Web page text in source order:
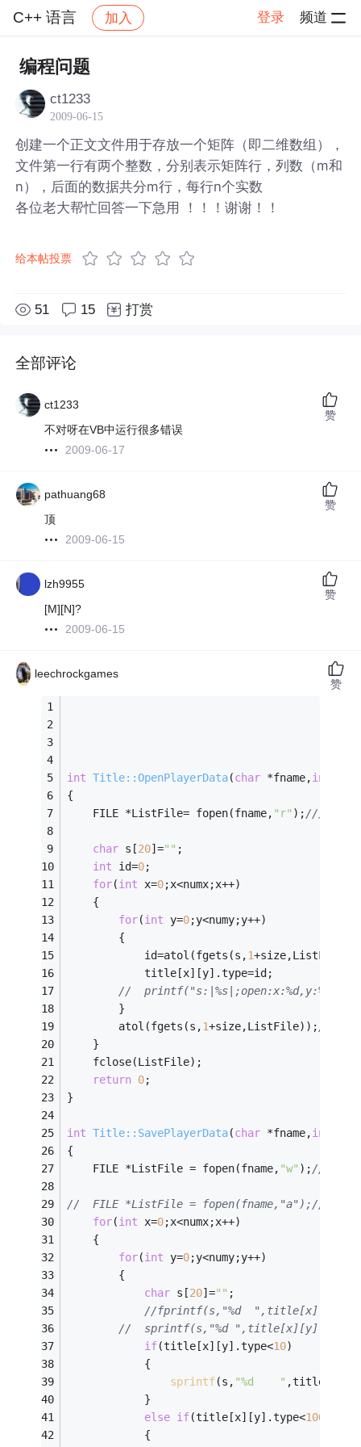
C++ 语言 加入 登录 频道
社区 C++ 语言
编程问题
ct1233
2009-06-15
创建一个正文文件用于存放一个矩阵（即二维数组），
文件第一行有两个整数，分别表示矩阵行，列数（m和
n），后面的数据共分m行，每行n个实数
各位老大帮忙回答一下急用 ！！！谢谢！！
给本帖投票
51 15 打赏
全部评论
ct1233
不对呀在VB中运行很多错误
2009-06-17
赞
pathuang68
顶
2009-06-15
赞
lzh9955
[M][N]?
2009-06-15
赞
leechrockgames
int Title::OpenPlayerData(char *fname,int
{
	FILE *ListFile= fopen(fname,
"r" );//只读打
char s[20]="" ;
int id=0;
for(int x=0;x<numx;x++)
	{
for(int y=0;y<numy;y++)
			id=atol(fgets(s,
1
			title[x][y].type=id;
//
		}
		atol(fgets(s,
1+size,ListFile));//读取
	}
	fclose(ListFile);
return 0;
int Title::SavePlayerData(char *fname,int
{
	FILE *ListFile = fopen(fname,
"w" );//只写打
for(int x=0;x<numx;x++)
	{
for(int y=0;y<numy;y++)
		{
char s[20]="" ;
//fprintf(s,"%d
//	sprintf(s,"%d
if(title[x][y].type<10)
			{
sprintf(s, "%d    "
			}
else if(title[x][y].type<100
			{
赞